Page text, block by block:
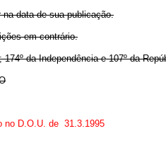
data de sua publicação.
em contrário.
da Independência e 107º da
no D.O.U. de 31.3.1995